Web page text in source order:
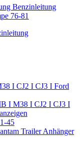
I CJ2 I CJ3 I Ford
I M38 I CJ2 I CJ3 I
45
Trailer Anhänger